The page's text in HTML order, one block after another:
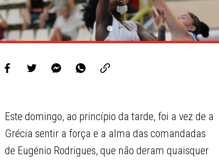
Este domingo, ao princípio da tarde, foi a vez de a
Grécia sentir a força e a alma das comandadas
de Eugénio Rodrigues, que não deram quaisquer